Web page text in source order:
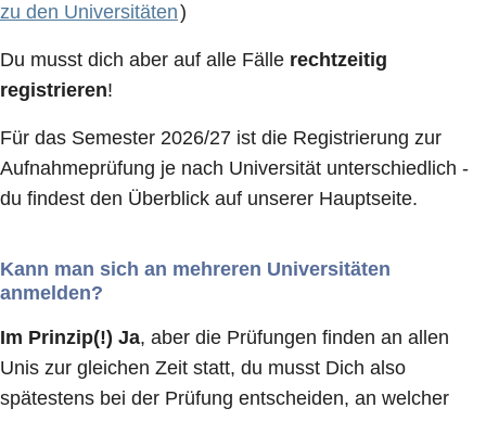
zu den Universitäten)
Du musst dich aber auf alle Fälle rechtzeitig
registrieren!
Für das Semester 2026/27 ist die Registrierung zur
Aufnahmeprüfung je nach Universität unterschiedlich -
du findest den Überblick auf unserer Hauptseite.
Kann man sich an mehreren Universitäten
anmelden?
Im Prinzip(!) Ja, aber die Prüfungen finden an allen
Unis zur gleichen Zeit statt, du musst Dich also
spätestens bei der Prüfung entscheiden, an welcher